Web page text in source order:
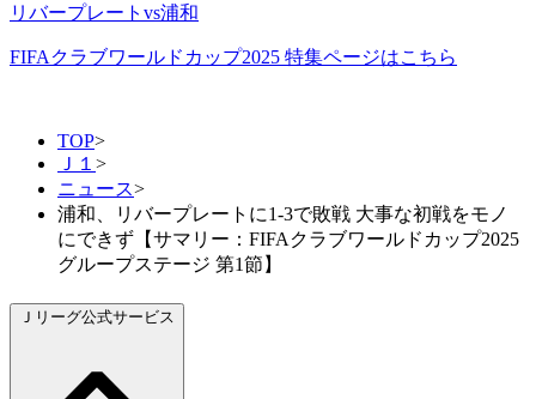
リバープレートvs浦和
FIFAクラブワールドカップ2025 特集ページはこちら
TOP>
Ｊ１ >
ニュース>
浦和、リバープレートに1-3で敗戦 大事な初戦をモノ
にできず【サマリー：FIFAクラブワールドカップ2025
グループステージ 第1節】
Ｊリーグ公式サービス